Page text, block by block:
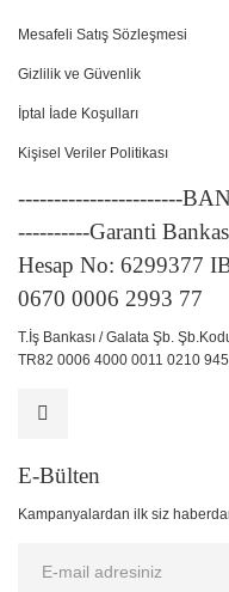
Mesafeli Satış Sözleşmesi
Gizlilik ve Güvenlik
İptal İade Koşulları
Kişisel Veriler Politikası
-----------------------
----------Garanti
Hesap No: 6299377
0670 0006 2993 77
T.İş Bankası / Galata Şb.
TR82 0006 4000 0011 0210
E-Bülten
Kampanyalardan ilk siz